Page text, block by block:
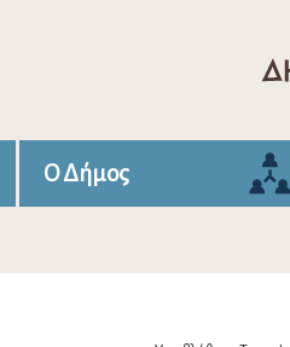
Ο Δήμος